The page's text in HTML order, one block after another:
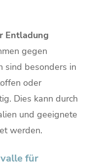
Entladung
gegen
sind besonders in
oder
Dies kann durch
und geeignete
werden.
für